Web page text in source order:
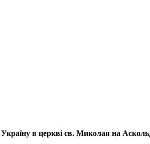
в церкві св. Миколая на